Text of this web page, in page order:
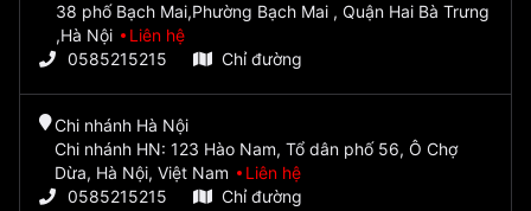
38 phố Bạch Mai,Phường Bạch Mai , Quận Hai Bà Trưng
,Hà Nội
Liên hệ
0585215215
Chỉ đường
Chi nhánh Hà Nội
Chi nhánh HN: 123 Hào Nam, Tổ dân phố 56, Ô Chợ
Dừa, Hà Nội, Việt Nam
Liên hệ
0585215215
Chỉ đường